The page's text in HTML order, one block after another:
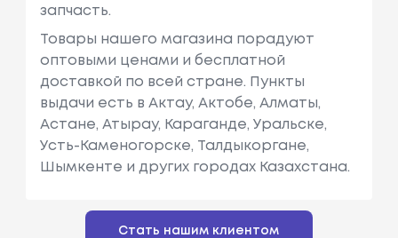
запчасть.
Товары нашего магазина порадуют
оптовыми ценами и бесплатной
доставкой по всей стране. Пункты
выдачи есть в Актау, Актобе, Алматы,
Астане, Атырау, Караганде, Уральске,
Усть-Каменогорске, Талдыкоргане,
Шымкенте и других городах Казахстана.
Стать нашим клиентом